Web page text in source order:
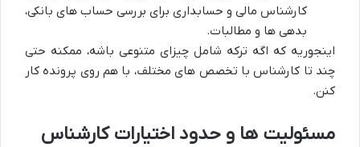
کارشناس مالی و حسابداری برای بررسی حساب های بانکی،
بدهی ها و مطالبات.
اینجوریه که اگه ترکه شامل چیزای متنوعی باشه، ممکنه حتی
چند تا کارشناس با تخصص های مختلف، با هم روی پرونده کار
کنن.
مسئولیت ها و حدود اختیارات کارشناس